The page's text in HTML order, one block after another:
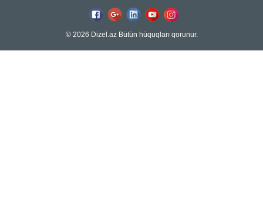
© 2026 Dizel.az Bütün hüquqları qorunur.